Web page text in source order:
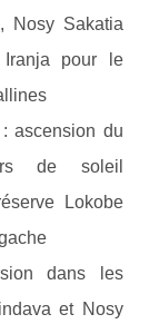
Nosy Sakatia
pour le
: ascension du
de soleil
Lokobe
dans les
et Nosy